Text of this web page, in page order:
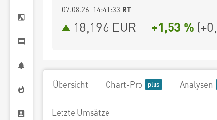
07.08.26 14:41:33 RT
18,196 EUR +1,53 % (
Übersicht Chart-Pro Analysen
Letzte Umsätze